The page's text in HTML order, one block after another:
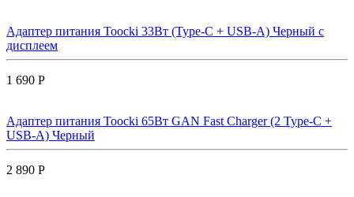
Адаптер питания Toocki 33Вт (Type-C + USB-A) Черный с
дисплеем
1 690 Р
Адаптер питания Toocki 65Вт GAN Fast Charger (2 Type-C +
USB-A) Черный
2 890 Р